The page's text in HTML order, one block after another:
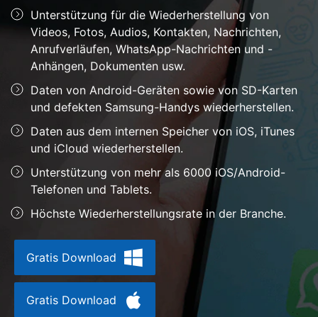
Shop
Support
Full Toolkit anzeigen >
Ressourcen & Lernen
Hilfe und Unterstützung erhalten
Android 16 FRP-Umgehung
DOWNLOAD Anmelden
Suchen
Unterstützung für die Wiederherstellung von
Videos, Fotos, Audios, Kontakten, Nachrichten,
Anrufverläufen, WhatsApp-Nachrichten und -
Anhängen, Dokumenten usw.
Daten von Android-Geräten sowie von SD-Karten
und defekten Samsung-Handys wiederherstellen.
Daten aus dem internen Speicher von iOS, iTunes
und iCloud wiederherstellen.
Unterstützung von mehr als 6000 iOS/Android-
Telefonen und Tablets.
Höchste Wiederherstellungsrate in der Branche.
Gratis Download
Gratis Download